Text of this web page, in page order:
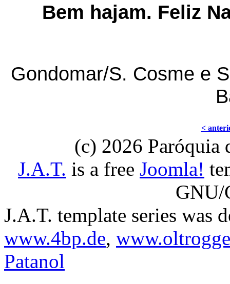
Bem hajam. Feliz
Gondomar/S. Cosme e
<
(c) 2026 Paróquia
J.A.T. is a free Joomla!
GNU/
J.A.T. template series was
www.4bp.de,
Patanol